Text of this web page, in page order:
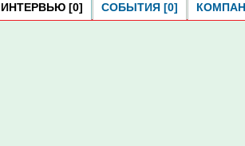
ИНТЕРВЬЮ [0] СОБЫТИЯ [0]